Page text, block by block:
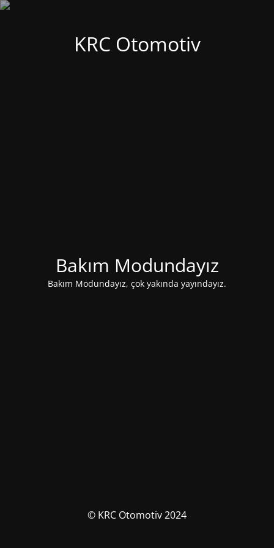
KRC Otomotiv
Bakım Modundayız
Bakım Modundayız, çok yakında yayındayız.
© KRC Otomotiv 2024